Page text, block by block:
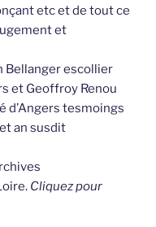
etc et de tout ce
et
Bellanger escollier
et Geoffroy Renou
d’Angers tesmoings
an susdit
Cliquez pour